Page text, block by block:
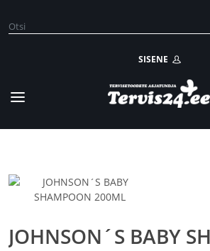
SISENE
JOHNSON´S BABY